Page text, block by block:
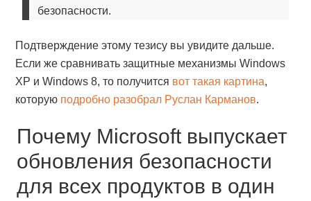
безопасности.
Подтверждение этому тезису вы увидите дальше.
Если же сравнивать защитные механизмы Windows
XP и Windows 8, то получится вот такая картина,
которую подробно разобрал Руслан Карманов.
Почему Microsoft выпускает
обновления безопасности
для всех продуктов в один